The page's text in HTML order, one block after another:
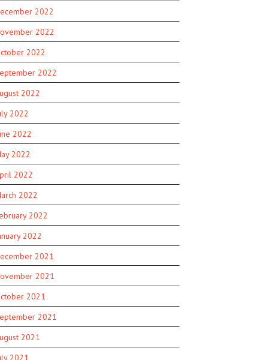
2022
2022
2022
2022
2022
2022
2022
2022
2022
2022
2022
2022
2021
2021
2021
2021
2021
2021